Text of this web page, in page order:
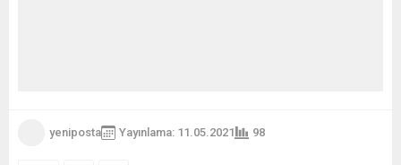
yeniposta Yayınlama: 11.05.2021 98